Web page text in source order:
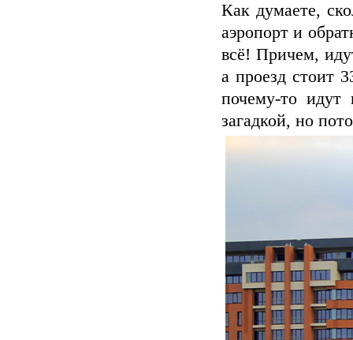
Как думаете,
аэропорт и
всё! Причем,
а проезд стоит
почему-то идут
загадкой, но